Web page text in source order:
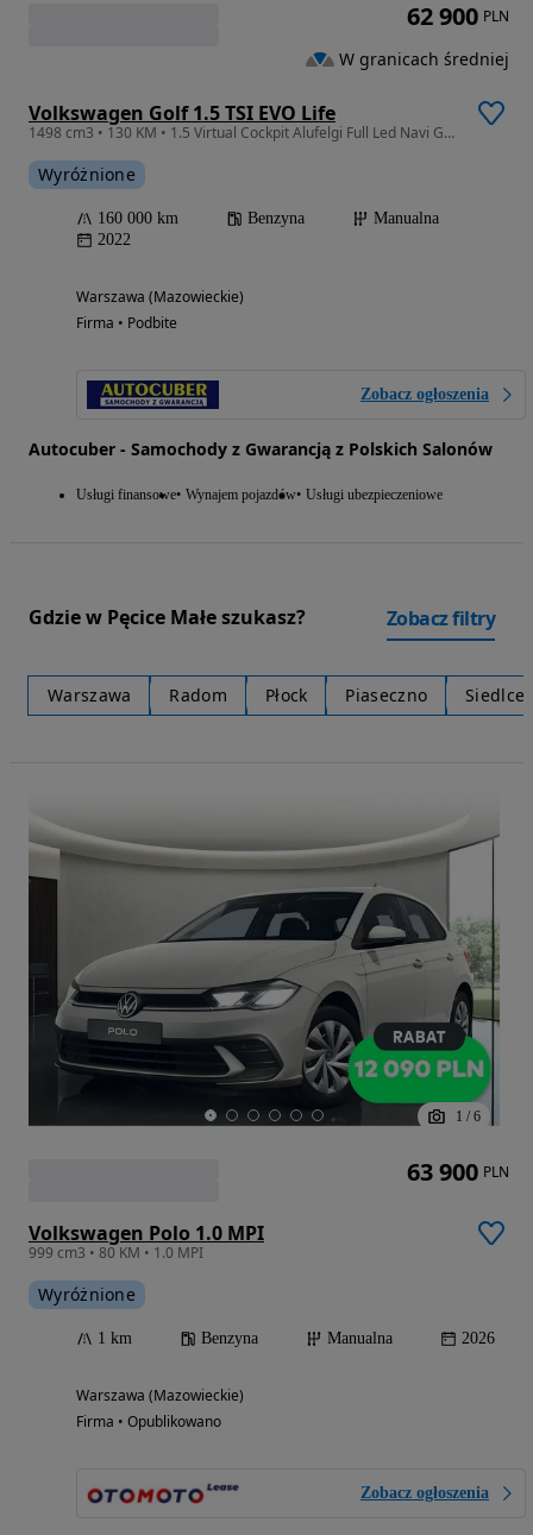
Volkswagen Golf 1.5 TSI EVO Life
1498 cm3 • 130 KM • 1.5 Virtual Cockpit Alufelgi Full Led Navi Grz Siedz + Kier Gwarancja
Wyróżnione
160 000 km Benzyna
Manualna
2022
Warszawa (Mazowieckie)
Firma • Podbite
Zobacz ogłoszenia
Autocuber - Samochody z Gwarancją z Polskich Salonów
Usługi finansowe Wynajem pojazdów Usługi ubezpieczeniowe
62 900 PLN
W granicach średniej
Gdzie w Pęcice Małe szukasz? Zobacz filtry
Warszawa Radom Płock Piaseczno Siedlce
1 / 6
Volkswagen Polo 1.0 MPI
999 cm3 • 80 KM • 1.0 MPI
Wyróżnione
1 km Benzyna Manualna 2026
Warszawa (Mazowieckie)
Firma • Opublikowano
Zobacz ogłoszenia
63 900 PLN